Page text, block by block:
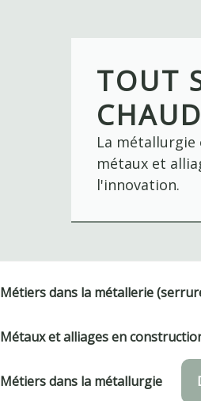
TOUT
La
métaux et
l'innovation.
Métiers dans la métallerie
Métaux et alliages en
Métiers dans la métallurgie